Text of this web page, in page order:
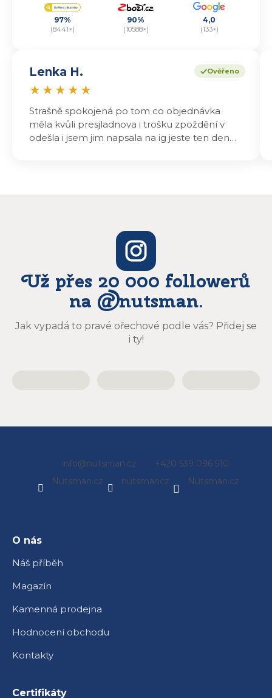
97%
(8441×)
90%
(10588×)
4,0
(133×)
Ověřeno
Lenka H.
★ ★ ★ ★ ★
Strašně spokojená po tom co objednávka
měla kvůli presjladnova i trošku zpoždění v
odešla i jsem jim napsala na ig jeste ten den
Už přes 20 000 followerů
na @nutsman.
Jak vypadá to pravé ořechové podle vás? Přidej se
i ty!
info@nutsman.cz
+420 539 096 510
Nutsman.cz
nutsmancz Nutsman.cz
O nás
Náš příběh
Magazín
Kamenná prodejna
Hodnocení obchodu
Kontakty
Certifikáty